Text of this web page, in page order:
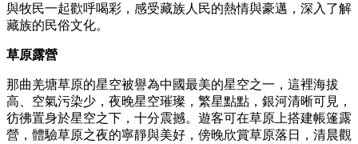
與牧民一起歡呼喝彩，感受藏族人民的熱情與豪邁，深入了解
藏族的民俗文化。
草原露營
那曲羌塘草原的星空被譽為中國最美的星空之一，這裡海拔
高、空氣污染少，夜晚星空璀璨，繁星點點，銀河清晰可見，
彷彿置身於星空之下，十分震撼。遊客可在草原上搭建帳篷露
營，體驗草原之夜的寧靜與美好，傍晚欣賞草原落日，清晨觀